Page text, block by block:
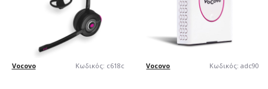
Vocovo Κωδικός: c618c Vocovo Κωδικός: adc90